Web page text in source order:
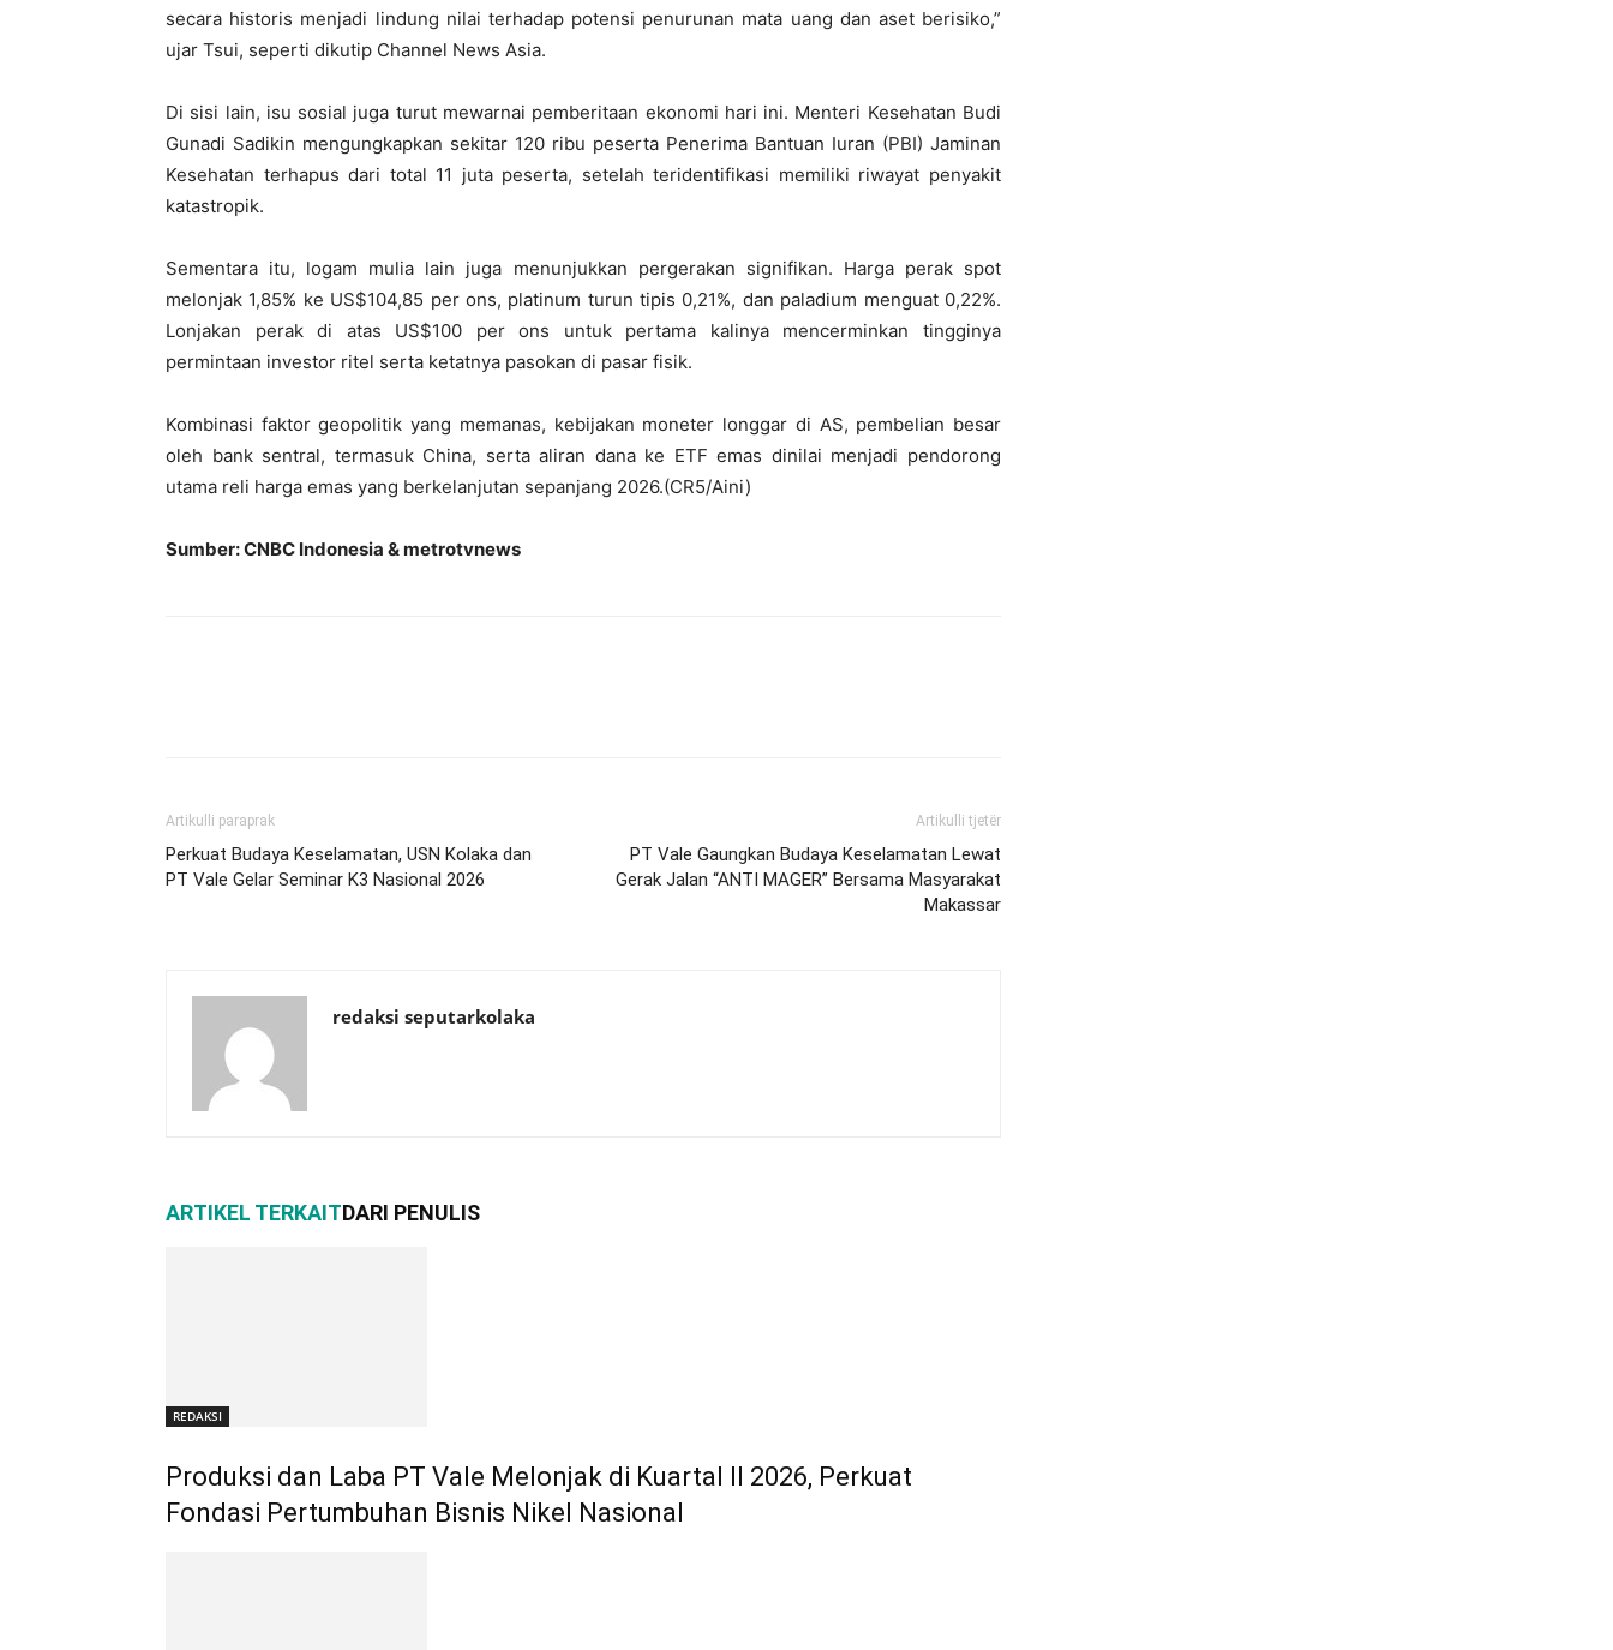
secara historis menjadi lindung nilai terhadap potensi penurunan mata uang dan aset berisiko,”
ujar Tsui, seperti dikutip Channel News Asia.
Di sisi lain, isu sosial juga turut mewarnai pemberitaan ekonomi hari ini. Menteri Kesehatan Budi
Gunadi Sadikin mengungkapkan sekitar 120 ribu peserta Penerima Bantuan Iuran (PBI) Jaminan
Kesehatan terhapus dari total 11 juta peserta, setelah teridentifikasi memiliki riwayat penyakit
katastropik.
Sementara itu, logam mulia lain juga menunjukkan pergerakan signifikan. Harga perak spot
melonjak 1,85% ke US$104,85 per ons, platinum turun tipis 0,21%, dan paladium menguat 0,22%.
Lonjakan perak di atas US$100 per ons untuk pertama kalinya mencerminkan tingginya
permintaan investor ritel serta ketatnya pasokan di pasar fisik.
Kombinasi faktor geopolitik yang memanas, kebijakan moneter longgar di AS, pembelian besar
oleh bank sentral, termasuk China, serta aliran dana ke ETF emas dinilai menjadi pendorong
utama reli harga emas yang berkelanjutan sepanjang 2026.(CR5/Aini)
Sumber: CNBC Indonesia & metrotvnews
Artikulli paraprak
Perkuat Budaya Keselamatan, USN Kolaka dan
PT Vale Gelar Seminar K3 Nasional 2026
Artikulli tjetër
PT Vale Gaungkan Budaya Keselamatan Lewat
Gerak Jalan “ANTI MAGER” Bersama Masyarakat
Makassar
redaksi seputarkolaka
ARTIKEL TERKAITDARI PENULIS
REDAKSI
Produksi dan Laba PT Vale Melonjak di Kuartal II 2026, Perkuat
Fondasi Pertumbuhan Bisnis Nikel Nasional